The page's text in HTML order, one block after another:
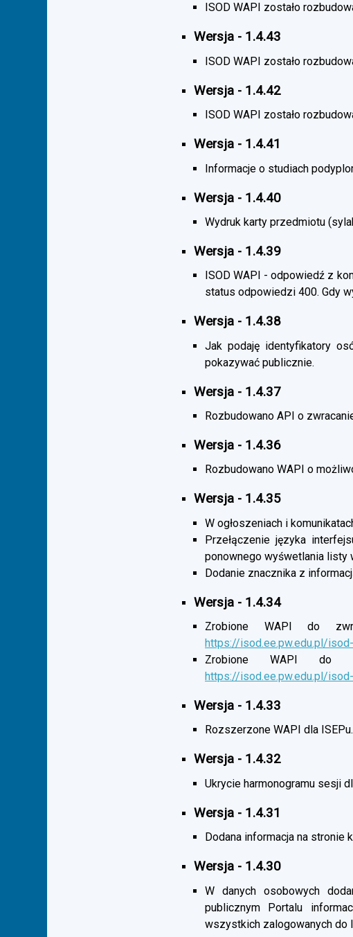
ISOD WAPI zostało
Wersja - 1.4.43
ISOD WAPI zostało
Wersja - 1.4.42
ISOD WAPI zostało
Wersja - 1.4.41
Informacje o studiach
Wersja - 1.4.40
Wydruk karty przedmiotu
Wersja - 1.4.39
ISOD WAPI - odpowiedź z
status odpowiedzi 400. Gdy
Wersja - 1.4.38
Jak podaję identyfikatory
pokazywać publicznie.
Wersja - 1.4.37
Rozbudowano API o
Wersja - 1.4.36
Rozbudowano WAPI o
Wersja - 1.4.35
W ogłoszeniach i
Przełączenie języka
ponownego wyśwetlania listy
Dodanie znacznika z
Wersja - 1.4.34
Zrobione WAPI do
https://isod.ee.pw.edu.pl/
Zrobione WAPI do
https://isod.ee.pw.edu.pl/
Wersja - 1.4.33
Rozszerzone WAPI dla ISEPu.
Wersja - 1.4.32
Ukrycie harmonogramu sesji
Wersja - 1.4.31
Dodana informacja na stronie
Wersja - 1.4.30
W danych osobowych
publicznym Portalu
wszystkich zalogowanych do